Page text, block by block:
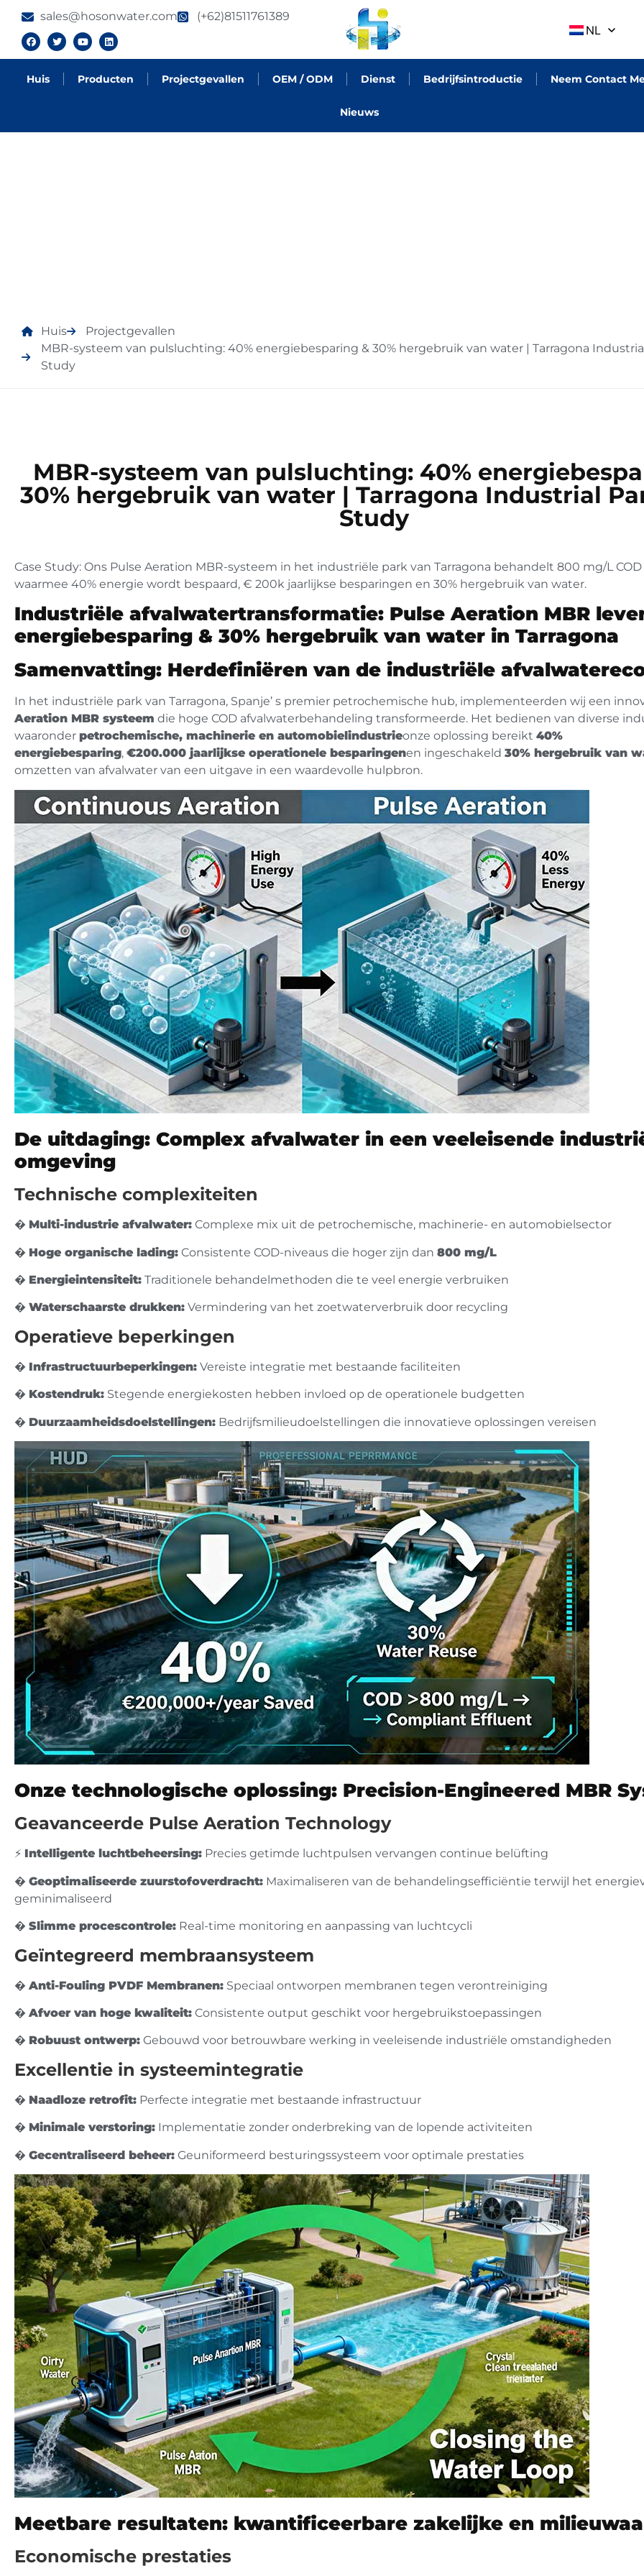
sales@hosonwater.com (+62)81511761389
NL
Huis Producten Projectgevallen OEM / ODM Dienst Bedrijfsintroductie Neem Contact
Nieuws
Huis
Projectgevallen
MBR-systeem van pulsluchting: 40% energiebesparing & 30% hergebruik van water | Tarragona
Study
MBR-systeem van pulsluchting: 40%
30% hergebruik van water | Tarragona Industrial
Study
Case Study: Ons Pulse Aeration MBR-systeem in het industriële park van Tarragona behandelt 800 mg/L
waarmee 40% energie wordt bespaard, € 200k jaarlijkse besparingen en 30% hergebruik van water.
Industriële afvalwatertransformatie: Pulse Aeration MBR
energiebesparing & 30% hergebruik van water in Tarragona
Samenvatting: Herdefiniëren van de industriële
In het industriële park van Tarragona, Spanje’ s premier petrochemische hub, implementeerden wij een
Aeration MBR systeem die hoge COD afvalwaterbehandeling transformeerde. Het bedienen van diverse
waaronder petrochemische, machinerie en automobielindustrieonze oplossing bereikt 40%
energiebesparing, €200.000 jaarlijkse operationele besparingenen ingeschakeld 30% hergebruik van
omzetten van afvalwater van een uitgave in een waardevolle hulpbron.
De uitdaging: Complex afvalwater in een veeleisende
omgeving
Technische complexiteiten
� Multi-industrie afvalwater: Complexe mix uit de petrochemische, machinerie- en automobielsector
� Hoge organische lading: Consistente COD-niveaus die hoger zijn dan 800 mg/L
� Energieintensiteit: Traditionele behandelmethoden die te veel energie verbruiken
� Waterschaarste drukken: Vermindering van het zoetwaterverbruik door recycling
Operatieve beperkingen
� Infrastructuurbeperkingen: Vereiste integratie met bestaande faciliteiten
� Kostendruk: Stegende energiekosten hebben invloed op de operationele budgetten
� Duurzaamheidsdoelstellingen: Bedrijfsmilieudoelstellingen die innovatieve oplossingen vereisen
Onze technologische oplossing: Precision-Engineered MBR
Geavanceerde Pulse Aeration Technology
⚡ Intelligente luchtbeheersing: Precies getimde luchtpulsen vervangen continue belüfting
� Geoptimaliseerde zuurstofoverdracht: Maximaliseren van de behandelingsefficiëntie terwijl het
geminimaliseerd
� Slimme procescontrole: Real-time monitoring en aanpassing van luchtcycli
Geïntegreerd membraansysteem
�️ Anti-Fouling PVDF Membranen: Speciaal ontworpen membranen tegen verontreiniging
� Afvoer van hoge kwaliteit: Consistente output geschikt voor hergebruikstoepassingen
� Robuust ontwerp: Gebouwd voor betrouwbare werking in veeleisende industriële omstandigheden
Excellentie in systeemintegratie
�️ Naadloze retrofit: Perfecte integratie met bestaande infrastructuur
� Minimale verstoring: Implementatie zonder onderbreking van de lopende activiteiten
� Gecentraliseerd beheer: Geuniformeerd besturingssysteem voor optimale prestaties
Meetbare resultaten: kwantificeerbare zakelijke en
Economische prestaties